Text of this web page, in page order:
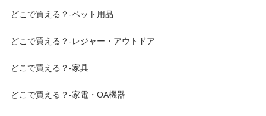
どこで買える？-ペット用品
どこで買える？-レジャー・アウトドア
どこで買える？-家具
どこで買える？-家電・OA機器